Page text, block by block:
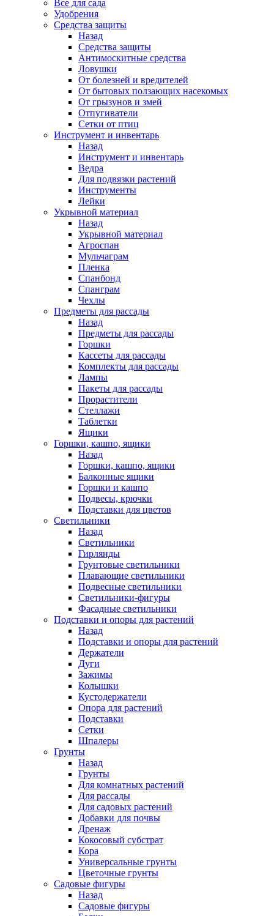
Все для сада
Удобрения
Средства защиты
Назад
Средства защиты
Антимоскитные средства
Ловушки
От болезней и вредителей
От бытовых ползающих насекомых
От грызунов и змей
Отпугиватели
Сетки от птиц
Инструмент и инвентарь
Назад
Инструмент и инвентарь
Ведра
Для подвязки растений
Инструменты
Лейки
Укрывной материал
Назад
Укрывной материал
Агроспан
Мульчаграм
Пленка
Спанбонд
Спанграм
Чехлы
Предметы для рассады
Назад
Предметы для рассады
Горшки
Кассеты для рассады
Комплекты для рассады
Лампы
Пакеты для рассады
Прорастители
Стеллажи
Таблетки
Ящики
Горшки, кашпо, ящики
Назад
Горшки, кашпо, ящики
Балконные ящики
Горшки и кашпо
Подвесы, крючки
Подставки для цветов
Светильники
Назад
Светильники
Гирлянды
Грунтовые светильники
Плавающие светильники
Подвесные светильники
Светильники-фигуры
Фасадные светильники
Подставки и опоры для растений
Назад
Подставки и опоры для растений
Держатели
Дуги
Зажимы
Колышки
Кустодержатели
Опора для растений
Подставки
Сетки
Шпалеры
Грунты
Назад
Грунты
Для комнатных растений
Для рассады
Для садовых растений
Добавки для почвы
Дренаж
Кокосовый субстрат
Кора
Универсальные грунты
Цветочные грунты
Садовые фигуры
Назад
Садовые фигуры